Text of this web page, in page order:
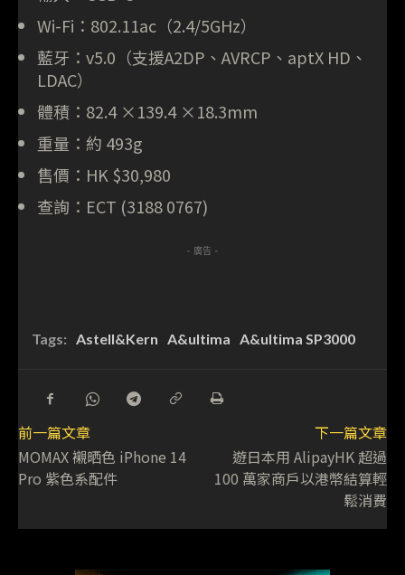
Wi-Fi：802.11ac（2.4/5GHz）
藍牙：v5.0（支援A2DP、AVRCP、aptX HD、
LDAC）
體積：82.4 ×139.4 ×18.3mm
重量：約 493g
售價：HK $30,980
查詢：ECT (3188 0767)
- 廣告 -
Tags: Astell&Kern A&ultima A&ultima SP3000
前一篇文章
MOMAX 襯晒色 iPhone 14
Pro 紫色系配件
下一篇文章
遊日本用 AlipayHK 超過
100 萬家商戶以港幣結算輕
鬆消費